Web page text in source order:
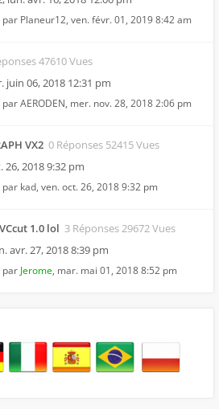
par Planeur12, ven. févr. 01, 2019 8:42 am
47610 Vues
juin 06, 2018 12:31 pm
parAERODEN, mer. nov. 28, 2018 2:06 pm
VX2 0 Réponses 52415 Vues
26, 2018 9:32 pm
par kad, ven. oct. 26, 2018 9:32 pm
1.0 lol 3 Réponses 29672 Vues
avr. 27, 2018 8:39 pm
par Jerome, mar. mai 01, 2018 8:52 pm